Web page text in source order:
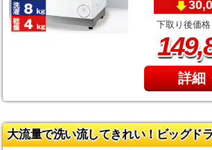
下取り後価格
149,
詳細
大流量で洗い流してきれい！ビッグド